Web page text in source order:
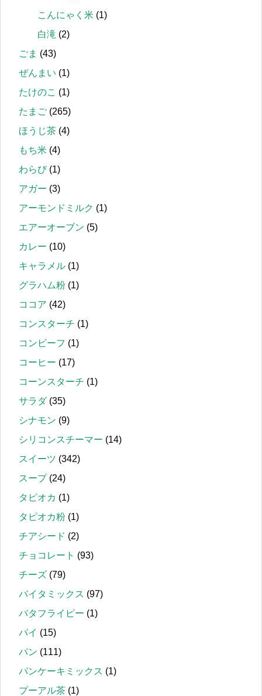
こんにゃく米 (1)
白滝 (2)
ごま (43)
ぜんまい (1)
たけのこ (1)
たまご (265)
ほうじ茶 (4)
もち米 (4)
わらび(1)
アガー (3)
アーモンドミルク (1)
エアーオーブン (5)
カレー (10)
キャラメル (1)
グラハム粉 (1)
ココア (42)
コンスターチ (1)
コンビーフ (1)
コーヒー (17)
コーンスターチ (1)
サラダ(35)
シナモン (9)
シリコンスチーマー (14)
スイーツ (342)
スープ(24)
タピオカ (1)
タピオカ粉 (1)
チアシード (2)
チョコレート (93)
チーズ (79)
バイタミックス (97)
バタフライピー (1)
パイ (15)
パン (111)
パンケーキミックス (1)
プーアル茶 (1)